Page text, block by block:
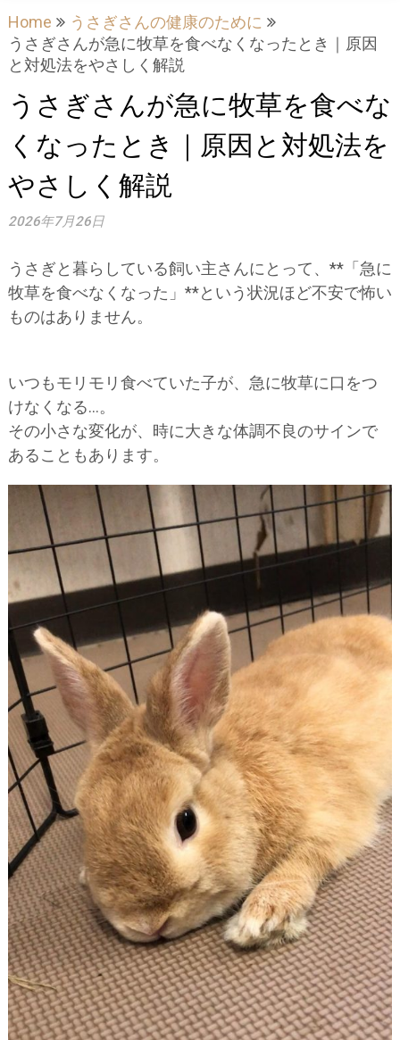
Home
うさぎさんの健康のために
うさぎさんが急に牧草を食べなくなったとき｜原因
と対処法をやさしく解説
うさぎさんが急に牧草を食べな
くなったとき｜原因と対処法を
やさしく解説
2026年7月26日
うさぎと暮らしている飼い主さんにとって、**「急に
牧草を食べなくなった」**という状況ほど不安で怖い
ものはありません。
いつもモリモリ食べていた子が、急に牧草に口をつ
けなくなる…。
その小さな変化が、時に大きな体調不良のサインで
あることもあります。